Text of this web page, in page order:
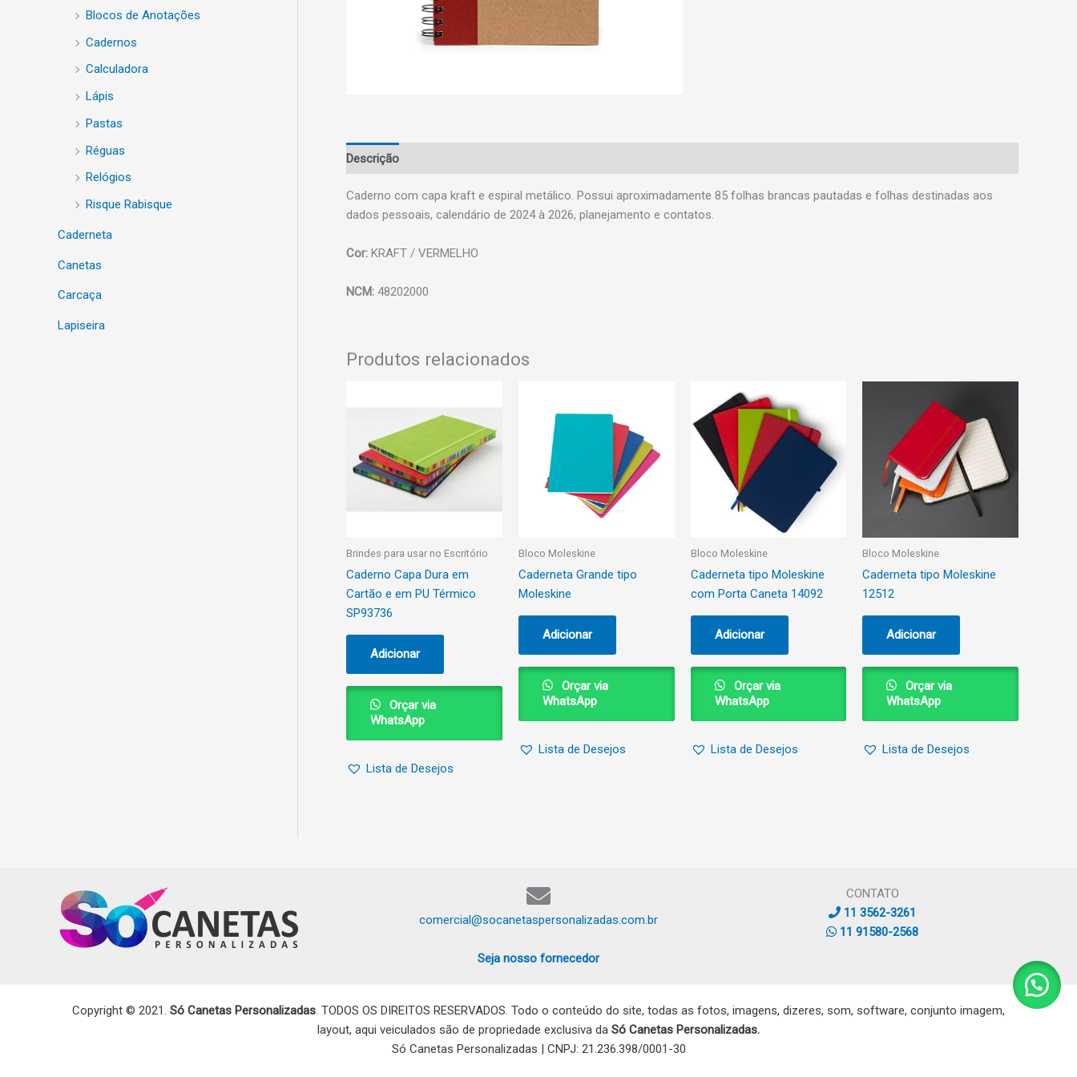
Blocos de Anotações
Cadernos
Calculadora
Lápis
Pastas
Réguas
Relógios
Risque Rabisque
Caderneta
Canetas
Carcaça
Lapiseira
Descrição
Caderno com capa kraft e espiral metálico. Possui aproximadamente 85 folhas brancas pautadas e folhas destinadas aos
dados pessoais, calendário de 2024 à 2026, planejamento e contatos.
Cor: KRAFT / VERMELHO
NCM: 48202000
Produtos relacionados
Brindes para usar no Escritório
Caderno Capa Dura em
Cartão e em PU Térmico
SP93736
Adicionar
Orçar via
WhatsApp
Lista de Desejos
Bloco Moleskine
Caderneta Grande tipo
Moleskine
Adicionar
Orçar via
WhatsApp
Lista de Desejos
Bloco Moleskine
Caderneta tipo Moleskine
com Porta Caneta 14092
Adicionar
Orçar via
WhatsApp
Lista de Desejos
Bloco Moleskine
Caderneta tipo Moleskine
12512
Adicionar
Orçar via
WhatsApp
Lista de Desejos
comercial@socanetaspersonalizadas.com.br
Seja nosso fornecedor
CONTATO
11 3562-3261
11 91580-2568
Copyright © 2021. Só Canetas Personalizadas. TODOS OS DIREITOS RESERVADOS. Todo o conteúdo do site, todas as fotos, imagens, dizeres, som, software, conjunto imagem,
layout, aqui veiculados são de propriedade exclusiva da Só Canetas Personalizadas.
Só Canetas Personalizadas | CNPJ: 21.236.398/0001-30